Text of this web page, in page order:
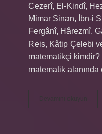
Cezerî, El-Kindî,
Mimar Sinan, İbn-i
Fergânî, Hârezmî,
Reis, Kâtip Çelebi
matematikçi kimdir?
matematik
Devamını okuyun
Türk